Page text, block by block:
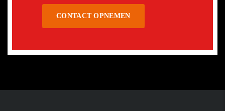
CONTACT OPNEMEN